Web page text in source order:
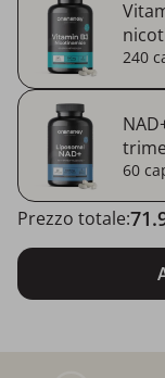
240
60
Prezzo totale: